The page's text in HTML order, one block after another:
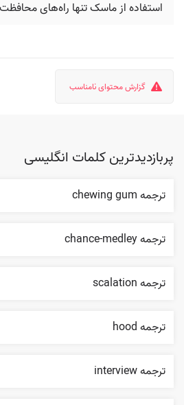
استفاده از ماسک تنها راه‌های
گزارش محتوای نامناسب
پربازدیدترین کلمات انگلیسی
ترجمه chewing gum
ترجمه chance-medley
ترجمه scalation
ترجمه hood
ترجمه interview